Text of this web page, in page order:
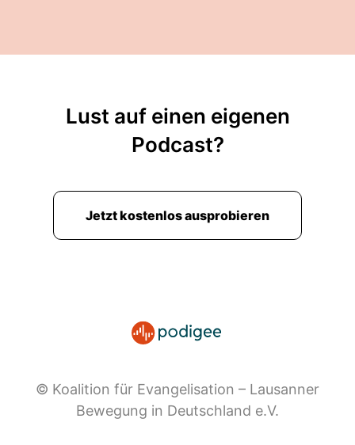
Lust auf einen eigenen
Podcast?
Jetzt kostenlos ausprobieren
© Koalition für Evangelisation – Lausanner
Bewegung in Deutschland e.V.